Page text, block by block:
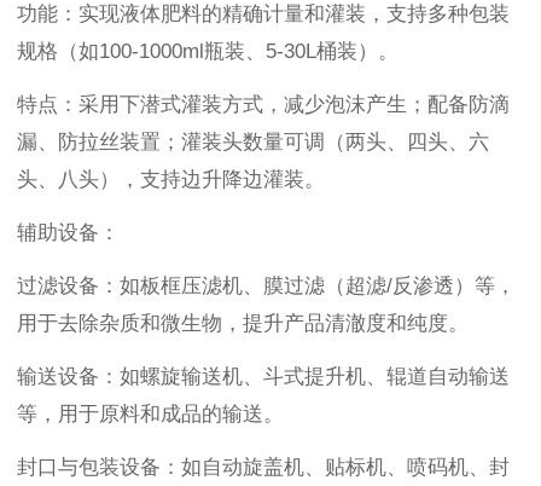
功能：实现液体肥料的精确计量和灌装，支持多种包装
规格（如100-1000ml瓶装、5-30L桶装）。
特点：采用下潜式灌装方式，减少泡沫产生；配备防滴
漏、防拉丝装置；灌装头数量可调（两头、四头、六
头、八头），支持边升降边灌装。
辅助设备：
过滤设备：如板框压滤机、膜过滤（超滤/反渗透）等，
用于去除杂质和微生物，提升产品清澈度和纯度。
输送设备：如螺旋输送机、斗式提升机、辊道自动输送
等，用于原料和成品的输送。
封口与包装设备：如自动旋盖机、贴标机、喷码机、封